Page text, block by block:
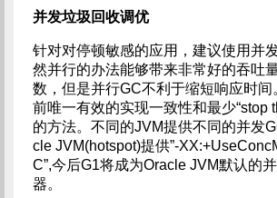
并发垃圾回收调优
针对对停顿敏感的应用，建议使用并
然并行的办法能够带来非常好的吞吐
数，但是并行GC不利于缩短响应时间
前唯一有效的实现一致性和最少“stop
的方法。不同的JVM提供不同的并发
cle JVM(hotspot)提供”-
C”,今后G1将成为Oracle JVM默认的
器。